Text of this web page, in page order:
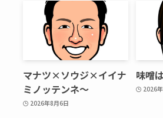
マナツ×ソウジ×イイナ
ミノッテンネ～
2026年8月6日
味噌
2026